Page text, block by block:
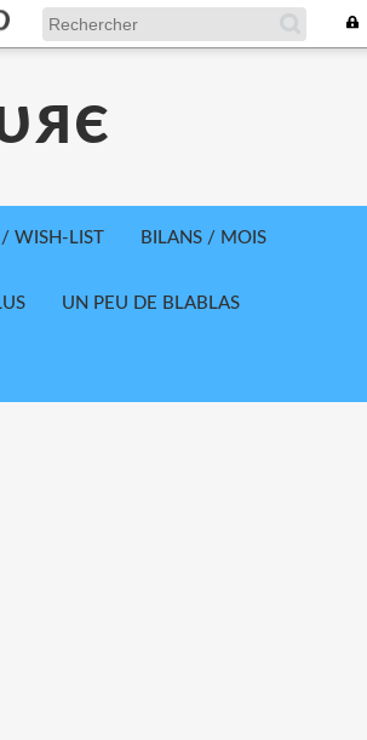
/ WISH-LIST BILANS / MOIS
UN PEU DE BLABLAS